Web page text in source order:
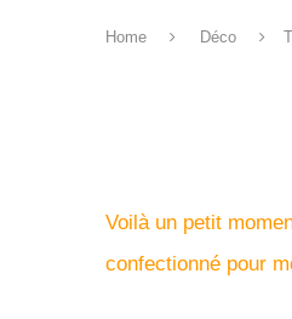
Home Déco
Voilà un petit
confectionné pour